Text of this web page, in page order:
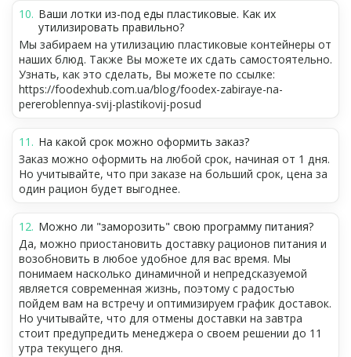
Ваши лотки из-под еды пластиковые. Как их
утилизировать правильно?
Мы забираем на утилизацию пластиковые контейнеры от
наших блюд. Также Вы можете их сдать самостоятельно.
Узнать, как это сделать, Вы можете по ссылке:
https://foodexhub.com.ua/blog/foodex-zabiraye-na-
pereroblennya-svij-plastikovij-posud
На какой срок можно оформить заказ?
Заказ можно оформить на любой срок, начиная от 1 дня.
Но учитывайте, что при заказе на больший срок, цена за
один рацион будет выгоднее.
Можно ли "заморозить" свою программу питания?
Да, можно приостановить доставку рационов питания и
возобновить в любое удобное для вас время. Мы
понимаем насколько динамичной и непредсказуемой
является современная жизнь, поэтому с радостью
пойдем вам на встречу и оптимизируем график доставок.
Но учитывайте, что для отмены доставки на завтра
стоит предупредить менеджера о своем решении до 11
утра текущего дня.